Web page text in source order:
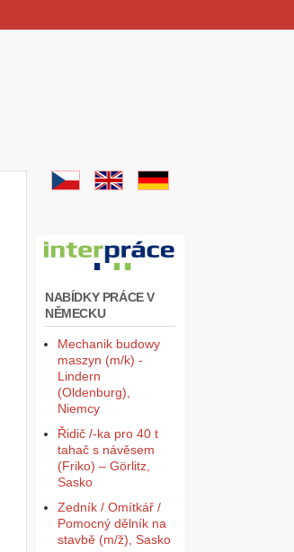
NABÍDKY PRÁCE V
NĚMECKU
Mechanik budowy
maszyn (m/k) -
Lindern
(Oldenburg),
Niemcy
Řidič /-ka pro 40 t
tahač s návěsem
(Friko) – Görlitz,
Sasko
Zedník / Omítkář /
Pomocný dělník na
stavbě (m/ž), Sasko